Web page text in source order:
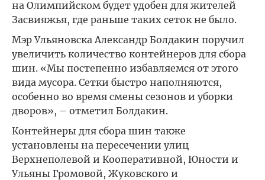
на Олимпийском будет удобен для жителей
Засвияжья, где раньше таких сеток не было.
Мэр Ульяновска Александр Болдакин поручил
увеличить количество контейнеров для сбора
шин. «Мы постепенно избавляемся от этого
вида мусора. Сетки быстро наполняются,
особенно во время смены сезонов и уборки
дворов», – отметил Болдакин.
Контейнеры для сбора шин также
установлены на пересечении улиц
Верхнеполевой и Кооперативной, Юности и
Ульяны Громовой, Жуковского и